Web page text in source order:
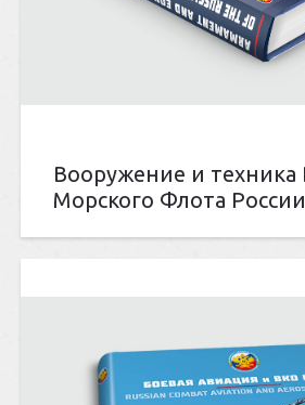
Вооружение и техника
Морского Флота России